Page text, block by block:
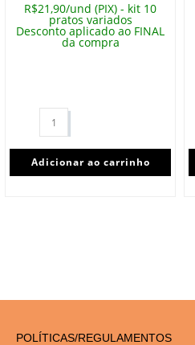
R$21,90/und (PIX) - kit 10
pratos variados
Desconto aplicado ao FINAL
da compra
Adicionar ao carrinho
POLÍTICAS/REGULAMENTOS